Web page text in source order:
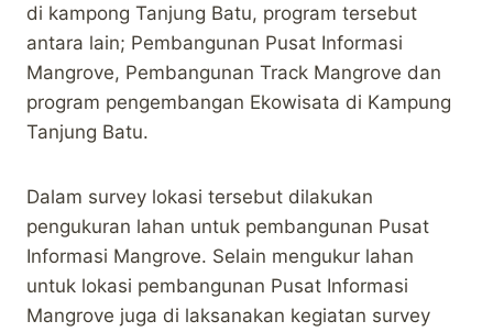
di kampong Tanjung Batu, program tersebut
antara lain; Pembangunan Pusat Informasi
Mangrove, Pembangunan Track Mangrove dan
program pengembangan Ekowisata di Kampung
Tanjung Batu.
Dalam survey lokasi tersebut dilakukan
pengukuran lahan untuk pembangunan Pusat
Informasi Mangrove. Selain mengukur lahan
untuk lokasi pembangunan Pusat Informasi
Mangrove juga di laksanakan kegiatan survey